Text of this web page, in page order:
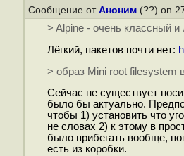
Сообщение от Аноним (??) on
> Alpine - очень классный и
Лёгкий, пакетов почти нет:
> образ Mini root filesystem
Сейчас не существует
было бы актуально.
чтобы 1) установить что
не словах 2) к этому в
было прибегать вообще,
есть из коробки.